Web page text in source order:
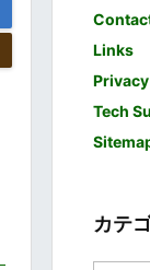
Links
Tech
カテ